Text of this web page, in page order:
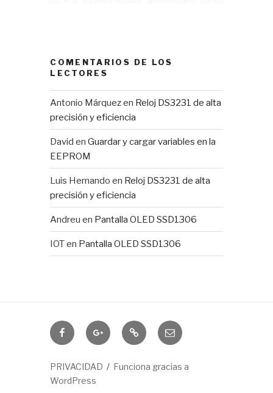
COMENTARIOS DE LOS
LECTORES
Antonio Márquezen Reloj DS3231 de alta
precisión y eficiencia
David enGuardar y cargar variables en la
EEPROM
Luis Hernando en Reloj DS3231 de alta
precisión y eficiencia
Andreu en Pantalla OLED SSD1306
IOTen Pantalla OLED SSD1306
DomóticaIOTUY RSS
Correo
electrónico
PRIVACIDAD
Funciona gracias a
WordPress